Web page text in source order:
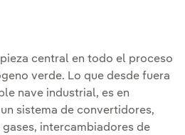
central en todo el proceso
verde. Lo que desde fuera
nave industrial, es en
sistema de convertidores,
intercambiadores de